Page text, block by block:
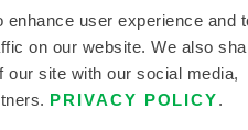
user experience and
on our website. We also
our site with our social media,
PRIVACY POLICY.